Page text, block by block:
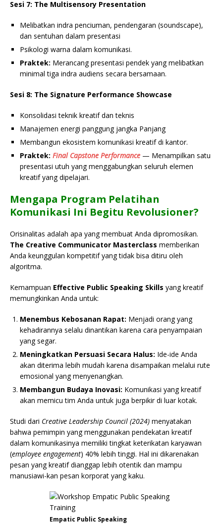
Sesi 7: The Multisensory Presentation
Melibatkan indra penciuman, pendengaran (soundscape),
dan sentuhan dalam presentasi
Psikologi warna dalam komunikasi.
Praktek: Merancang presentasi pendek yang melibatkan
minimal tiga indra audiens secara bersamaan.
Sesi 8: The Signature Performance Showcase
Konsolidasi teknik kreatif dan teknis
Manajemen energi panggung jangka Panjang
Membangun ekosistem komunikasi kreatif di kantor.
Praktek: Final Capstone Performance — Menampilkan satu
presentasi utuh yang menggabungkan seluruh elemen
kreatif yang dipelajari.
Mengapa Program Pelatihan
Komunikasi Ini Begitu Revolusioner?
Orisinalitas adalah apa yang membuat Anda dipromosikan.
The Creative Communicator Masterclass memberikan
Anda keunggulan kompetitif yang tidak bisa ditiru oleh
algoritma.
Kemampuan Effective Public Speaking Skills yang kreatif
memungkinkan Anda untuk:
Menembus Kebosanan Rapat: Menjadi orang yang
kehadirannya selalu dinantikan karena cara penyampaian
yang segar.
Meningkatkan Persuasi Secara Halus: Ide-ide Anda
akan diterima lebih mudah karena disampaikan melalui rute
emosional yang menyenangkan.
Membangun Budaya Inovasi: Komunikasi yang kreatif
akan memicu tim Anda untuk juga berpikir di luar kotak.
Studi dari Creative Leadership Council (2024) menyatakan
bahwa pemimpin yang menggunakan pendekatan kreatif
dalam komunikasinya memiliki tingkat keterikatan karyawan
(employee engagement) 40% lebih tinggi. Hal ini dikarenakan
pesan yang kreatif dianggap lebih otentik dan mampu
manusiawi-kan pesan korporat yang kaku.
Empatic Public Speaking